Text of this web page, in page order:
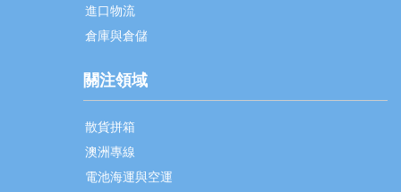
進口物流
倉庫與倉儲
關注領域
散貨拼箱
澳洲專線
電池海運與空運